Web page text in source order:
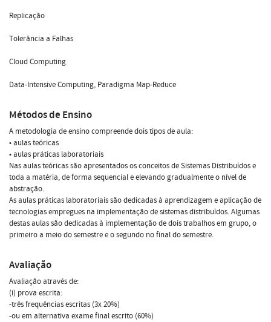
Replicação
Tolerância a Falhas
Cloud Computing
Data-Intensive Computing, Paradigma Map-Reduce
Métodos de Ensino
A metodologia de ensino compreende dois tipos de aula:
• aulas teóricas
• aulas práticas laboratoriais
Nas aulas teóricas são apresentados os conceitos de Sistemas Distribuídos e
toda a matéria, de forma sequencial e elevando gradualmente o nível de
abstração.
As aulas práticas laboratoriais são dedicadas à aprendizagem e aplicação de
tecnologias empregues na implementação de sistemas distribuídos. Algumas
destas aulas são dedicadas à implementação de dois trabalhos em grupo, o
primeiro a meio do semestre e o segundo no final do semestre.
Avaliação
Avaliação através de:
(i) prova escrita:
-três frequências escritas (3x 20%)
-ou em alternativa exame final escrito (60%)